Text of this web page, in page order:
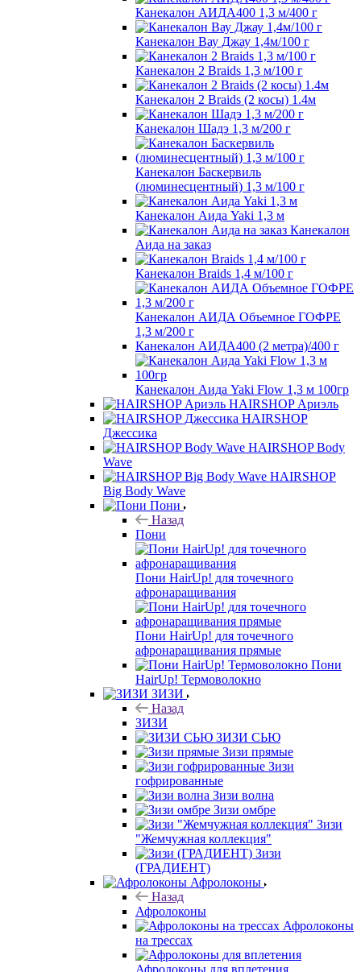
Канекалон АИДА400 1,3 м/400 г
Канекалон Вау Джау 1,4м/100 г
Канекалон 2 Braids 1,3 м/100 г
Канекалон 2 Braids (2 косы) 1.4м
Канекалон Шадэ 1,3 м/200 г
Канекалон Баскервиль
(люминесцентный) 1,3 м/100 г
Канекалон Аида Yaki 1,3 м
Канекалон
Аида на заказ
Канекалон Braids 1,4 м/100 г
Канекалон АИДА Объемное ГОФРЕ
1,3 м/200 г
Канекалон АИДА400 (2 метра)/400 г
Канекалон Аида Yaki Flow 1,3 м 100гр
HAIRSHOP Ариэль
HAIRSHOP
Джессика
HAIRSHOP Body
Wave
HAIRSHOP
Big Body Wave
Пони
Назад
Пони
Пони HairUp! для точечного
афронаращивания
Пони HairUp! для точечного
афронаращивания прямые
Пони
HairUp! Термоволокно
ЗИЗИ
Назад
ЗИЗИ
ЗИЗИ СЬЮ
Зизи прямые
Зизи
гофрированные
Зизи волна
Зизи омбре
Зизи
"Жемчужная коллекция"
Зизи
(ГРАДИЕНТ)
Афролоконы
Назад
Афролоконы
Афролоконы
на трессах
Афролоконы для вплетения